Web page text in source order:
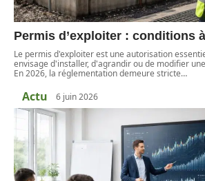
Permis d’exploiter : conditions
Le permis d'exploiter est une autorisation
envisage d'installer, d'agrandir ou de modifier
En 2026, la réglementation demeure stricte…
Actu 6 juin 2026